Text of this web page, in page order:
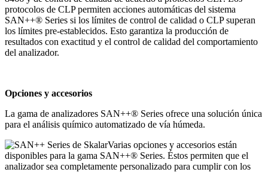
protocolos de CLP permiten acciones automáticas del sistema
SAN++® Series si los límites de control de calidad o CLP superan
los límites pre-establecidos. Esto garantiza la producción de
resultados con exactitud y el control de calidad del comportamiento
del analizador.
Opciones y accesorios
La gama de analizadores SAN++® Series ofrece una solución única
para el análisis químico automatizado de vía húmeda.
Varias opciones y accesorios están
disponibles para la gama SAN++® Series. Éstos permiten que el
analizador sea completamente personalizado para cumplir con los